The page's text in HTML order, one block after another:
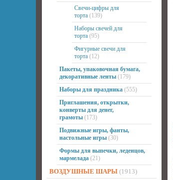
Свечи-цифры для
торта (139)
Наборы свечей для
торта (95)
Фигурные свечи для
торта (12)
Пакеты, упаковочная бумага,
декоративные ленты (179)
Наборы для праздника (555)
Приглашения, открытки,
конверты для денег,
грамоты (173)
Подвижные игры, фанты,
настольные игры (30)
Формы для выпечки, леденцов,
мармелада (21)
ВОЗДУШНЫЕ ШАРЫ (1913)